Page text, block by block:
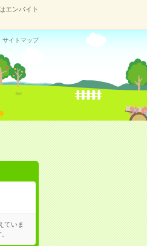
エンバイト
サイトマップ
ていま